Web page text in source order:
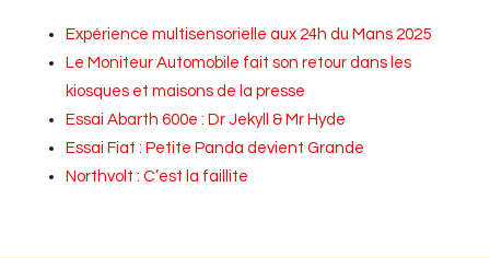
Expérience multisensorielle aux 24h du Mans 2025
Le Moniteur Automobile fait son retour dans les
kiosques et maisons de la presse
Essai Abarth 600e : Dr Jekyll & Mr Hyde
Essai Fiat : Petite Panda devient Grande
Northvolt : C’est la faillite